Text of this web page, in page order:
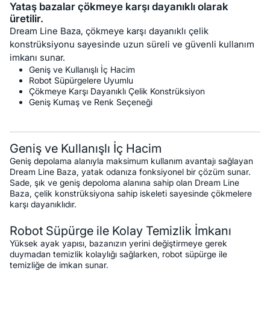
Yataş bazalar çökmeye karşı dayanıklı olarak
üretilir.
Dream Line Baza, çökmeye karşı dayanıklı çelik
konstrüksiyonu sayesinde uzun süreli ve güvenli kullanım
imkanı sunar.
Geniş ve Kullanışlı İç Hacim
Robot Süpürgelere Uyumlu
Çökmeye Karşı Dayanıklı Çelik Konstrüksiyon
Geniş Kumaş ve Renk Seçeneği
Geniş ve Kullanışlı İç Hacim
Geniş depolama alanıyla maksimum kullanım avantajı sağlayan
Dream Line Baza, yatak odanıza fonksiyonel bir çözüm sunar.
Sade, şık ve geniş depoloma alanına sahip olan Dream Line
Baza, çelik konstrüksiyona sahip iskeleti sayesinde çökmelere
karşı dayanıklıdır.
Robot Süpürge ile Kolay Temizlik İmkanı
Yüksek ayak yapısı, bazanızın yerini değiştirmeye gerek
duymadan temizlik kolaylığı sağlarken, robot süpürge ile
temizliğe de imkan sunar.